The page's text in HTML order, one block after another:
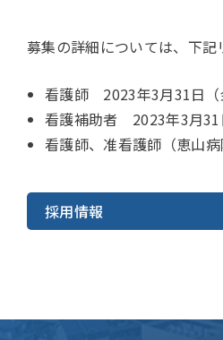
募集の詳細については、下記
看護師 2023年3月31日（
看護補助者 2023年3月31
看護師、准看護師（恵山
採用情報